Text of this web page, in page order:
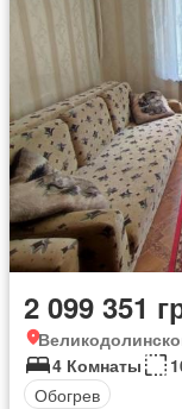
2 099 351
4 Комнаты
Обогрев